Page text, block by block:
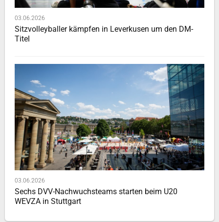
03.06.2026
Sitzvolleyballer kämpfen in Leverkusen um den DM-
Titel
03.06.2026
Sechs DVV-Nachwuchsteams starten beim U20
WEVZA in Stuttgart